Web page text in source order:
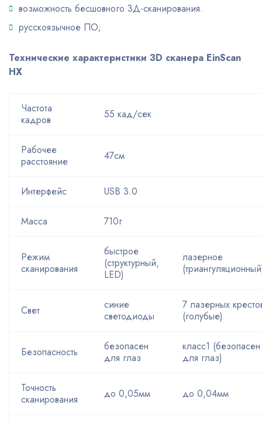
возможность бесшовного 3Д-сканирования.
русскоязычное ПО;
Технические характеристики 3D сканера EinScan
HX
Частота
кадров
55 кад/сек
Рабочее
расстояние
47см
Интерфейс USB 3.0
Масса 710г
Режим
сканирования
быстрое
(структурный,
LED)
лазерное
Свет
синие
светодиоды
7 лазерных
(голубые)
Безопасность
безопасен
для глаз
класс1 (безопасен
для глаз)
Точность
сканирования
до 0,05мм до 0,04мм